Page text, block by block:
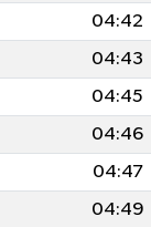
04:42
04:43
04:45
04:46
04:47
04:49